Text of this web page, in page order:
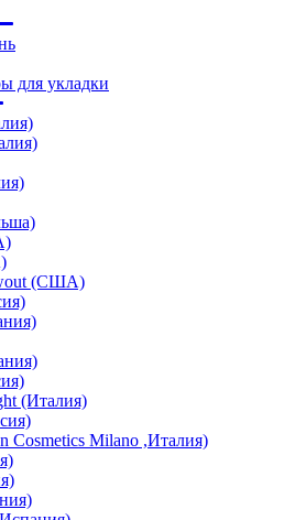
для укладки
(США)
(Италия)
Cosmetics Milano ,Италия)